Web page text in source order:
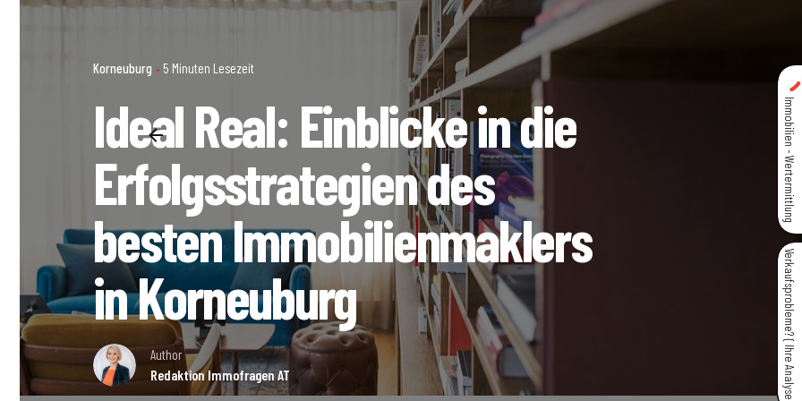
Korneuburg 5 Minuten Lesezeit
Ideal Real: Einblicke in die
Erfolgsstrategien des
besten Immobilienmaklers
in Korneuburg
Author
Redaktion Immofragen AT
Immobilien - Wertermittlung
Verkaufsprobleme? { Ihre Analyse }